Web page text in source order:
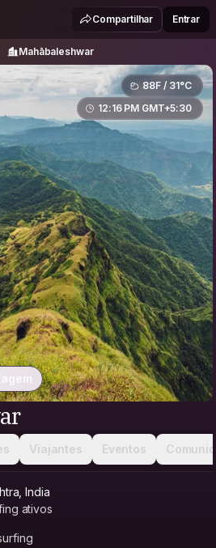
Mahābaleshwar
Compartilhar Entrar
Mahābaleshwar
88F / 31°C
12:16 PM GMT+5:30
Viajantes Eventos
India
ativos